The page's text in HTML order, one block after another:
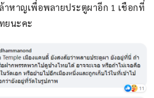
าหาญเพื่อพลายประตูผาอีก 1 เชือกที่
ยนะคะ